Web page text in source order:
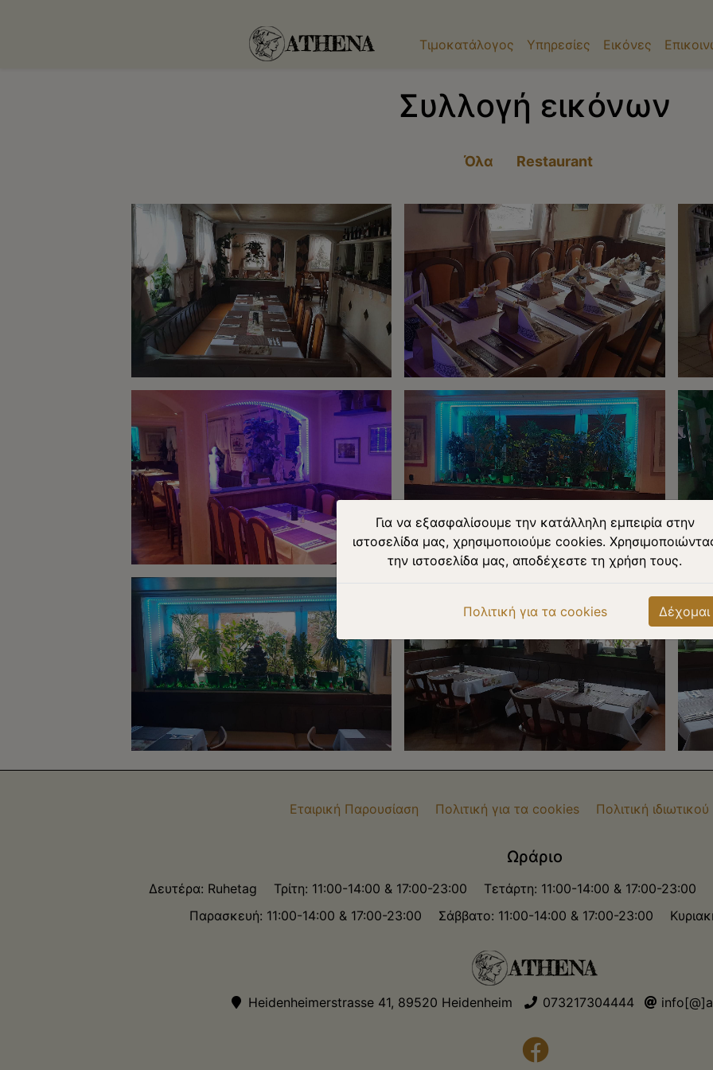
Τιμοκατάλογος Υπηρεσίες Εικόνες
Συλλογή εικόνων
Όλα Restaurant
Εταιρική Παρουσίαση Πολιτική για τα cookies Πολιτική
Ωράριο
Δευτέρα: Ruhetag Τρίτη: 11:00-14:00 & 17:00-23:00 Τετάρτη: 11:00-14:00 & 17:00-23:00
Παρασκευή: 11:00-14:00 & 17:00-23:00
Σάββατο: 11:00-14:00 & 17:00-23:00
Heidenheimerstrasse 41, 89520 Heidenheim 073217304444
facebook
Για να εξασφαλίσουμε την κατάλληλη εμπειρία στην
ιστοσελίδα μας, χρησιμοποιούμε cookies.
την ιστοσελίδα μας, αποδέχεστε τη χρήση τους.
Πολιτική για τα cookies Δέχομαι